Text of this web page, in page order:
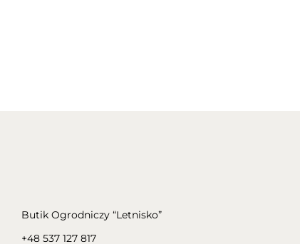
Butik Ogrodniczy “Letnisko”
+48 537 127 817